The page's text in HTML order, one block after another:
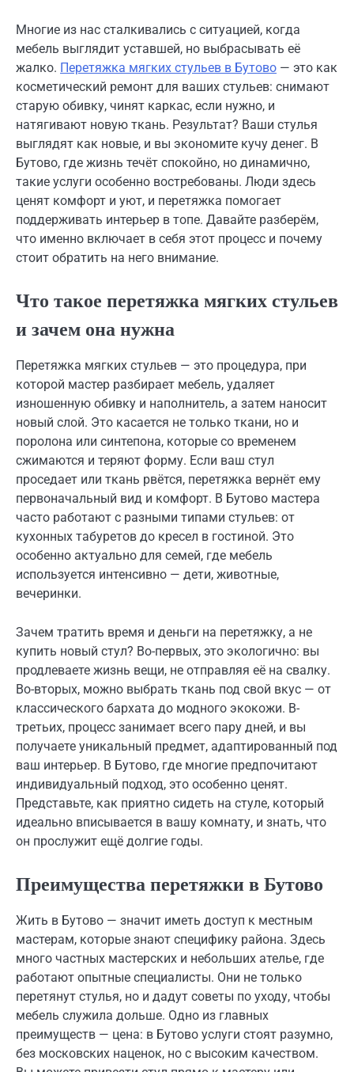
Многие из нас сталкивались с ситуацией, когда
мебель выглядит уставшей, но выбрасывать её
жалко. Перетяжка мягких стульев в Бутово — это как
косметический ремонт для ваших стульев: снимают
старую обивку, чинят каркас, если нужно, и
натягивают новую ткань. Результат? Ваши стулья
выглядят как новые, и вы экономите кучу денег. В
Бутово, где жизнь течёт спокойно, но динамично,
такие услуги особенно востребованы. Люди здесь
ценят комфорт и уют, и перетяжка помогает
поддерживать интерьер в топе. Давайте разберём,
что именно включает в себя этот процесс и почему
стоит обратить на него внимание.
Что такое перетяжка мягких стульев
и зачем она нужна
Перетяжка мягких стульев — это процедура, при
которой мастер разбирает мебель, удаляет
изношенную обивку и наполнитель, а затем наносит
новый слой. Это касается не только ткани, но и
поролона или синтепона, которые со временем
сжимаются и теряют форму. Если ваш стул
проседает или ткань рвётся, перетяжка вернёт ему
первоначальный вид и комфорт. В Бутово мастера
часто работают с разными типами стульев: от
кухонных табуретов до кресел в гостиной. Это
особенно актуально для семей, где мебель
используется интенсивно — дети, животные,
вечеринки.
Зачем тратить время и деньги на перетяжку, а не
купить новый стул? Во-первых, это экологично: вы
продлеваете жизнь вещи, не отправляя её на свалку.
Во-вторых, можно выбрать ткань под свой вкус — от
классического бархата до модного экокожи. В-
третьих, процесс занимает всего пару дней, и вы
получаете уникальный предмет, адаптированный под
ваш интерьер. В Бутово, где многие предпочитают
индивидуальный подход, это особенно ценят.
Представьте, как приятно сидеть на стуле, который
идеально вписывается в вашу комнату, и знать, что
он прослужит ещё долгие годы.
Преимущества перетяжки в Бутово
Жить в Бутово — значит иметь доступ к местным
мастерам, которые знают специфику района. Здесь
много частных мастерских и небольших ателье, где
работают опытные специалисты. Они не только
перетянут стулья, но и дадут советы по уходу, чтобы
мебель служила дольше. Одно из главных
преимуществ — цена: в Бутово услуги стоят разумно,
без московских наценок, но с высоким качеством.